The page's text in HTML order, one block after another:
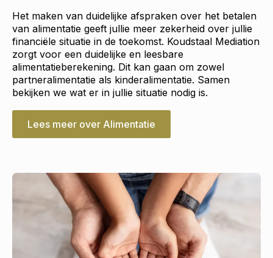
Het maken van duidelijke afspraken over het betalen
van alimentatie geeft jullie meer zekerheid over jullie
financiële situatie in de toekomst. Koudstaal Mediation
zorgt voor een duidelijke en leesbare
alimentatieberekening. Dit kan gaan om zowel
partneralimentatie als kinderalimentatie. Samen
bekijken we wat er in jullie situatie nodig is.
Lees meer over Alimentatie